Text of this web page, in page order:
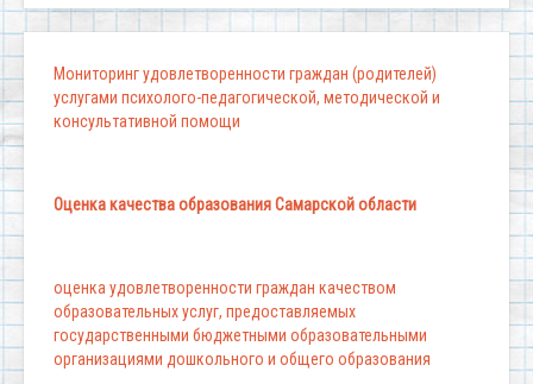
Мониторинг удовлетворенности граждан (родителей)
услугами психолого-педагогической, методической и
консультативной помощи
Оценка качества образования Самарской области
оценка удовлетворенности граждан качеством
образовательных услуг, предоставляемых
государственными бюджетными образовательными
организациями дошкольного и общего образования